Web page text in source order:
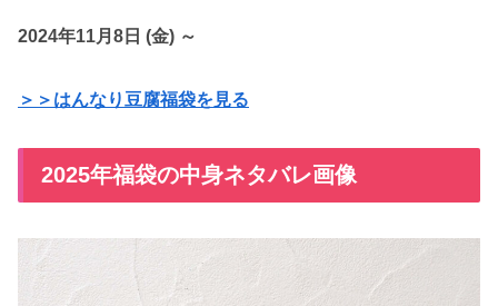
2024年11月8日 (金) ～
＞＞はんなり豆腐福袋を見る
2025年福袋の中身ネタバレ画像